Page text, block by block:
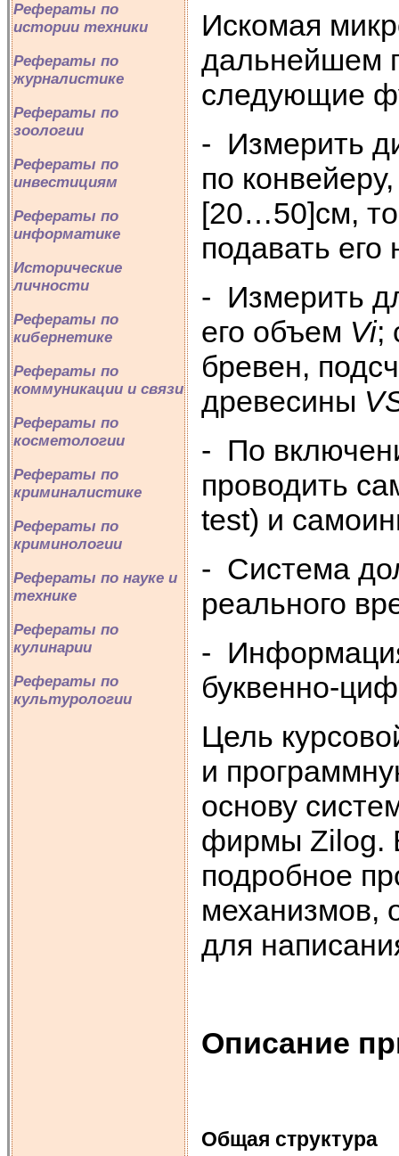
Рефераты по
истории техники
Рефераты по
журналистике
Рефераты по
зоологии
Рефераты по
инвестициям
Рефераты по
информатике
Исторические
личности
Рефераты по
кибернетике
Рефераты по
коммуникации и связи
Рефераты по
косметологии
Рефераты по
криминалистике
Рефераты по
криминологии
Рефераты по науке и
технике
Рефераты по
кулинарии
Рефераты по
культурологии
Искомая
дальнейшем
следующие
- Измерить
по
[20…50]см,
подавать его
- Измерить
его объем Vi;
бревен,
древесины V
- По
проводить
test) и
- Система
реального
-
буквенно-
Цель
и
основу
фирмы Zilog.
подробное
механизмов,
для
Описание
Общая структура